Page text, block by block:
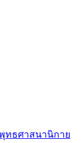
ทธศาสนานิกาย